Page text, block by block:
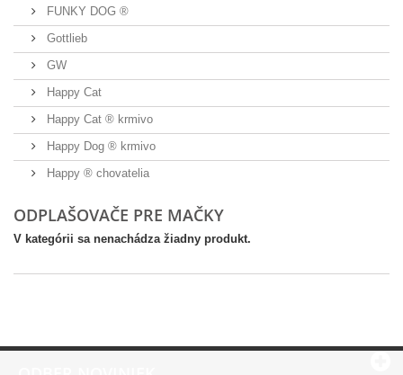
FUNKY DOG ®
Gottlieb
GW
Happy Cat
Happy Cat ® krmivo
Happy Dog ® krmivo
Happy ® chovatelia
ODPLAŠOVAČE PRE MAČKY
V kategórii sa nenachádza žiadny produkt.